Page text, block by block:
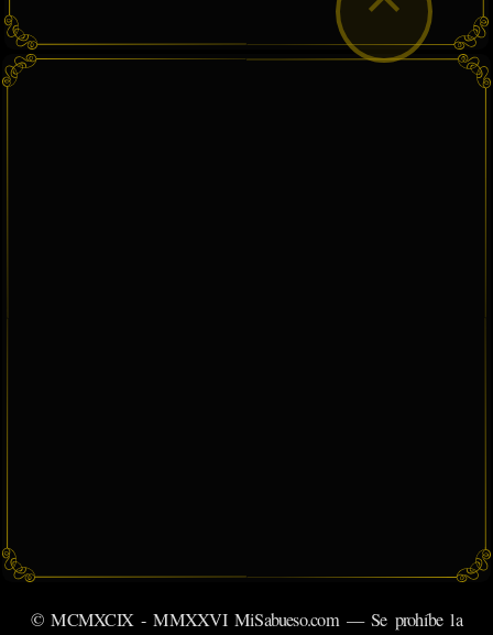
© MCMXCIX - MMXXVI MiSabueso.com — Se prohíbe la